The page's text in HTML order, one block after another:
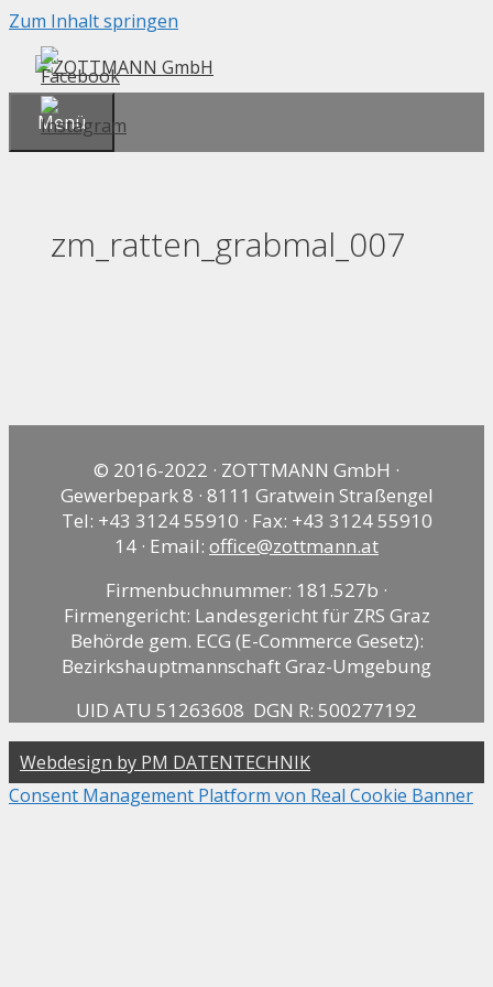
Zum Inhalt springen
Menü
zm_ratten_grabmal_007
© 2016-2022 · ZOTTMANN GmbH ·
Gewerbepark 8 · 8111 Gratwein Straßengel
Tel: +43 3124 55910 · Fax: +43 3124 55910
14 · Email: office@zottmann.at
Firmenbuchnummer: 181.527b ·
Firmengericht: Landesgericht für ZRS Graz
Behörde gem. ECG (E-Commerce Gesetz):
Bezirkshauptmannschaft Graz-Umgebung
UID ATU 51263608 DGN R: 500277192
Webdesign by PM DATENTECHNIK
Consent Management Platform von Real Cookie Banner